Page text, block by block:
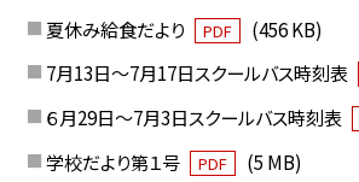
夏休み給食だより
PDF
(456 KB)
7月13日～7月17日スクールバス時刻表
６月29日～7月3日スクールバス時刻表
学校だより第１号
PDF
(5 MB)